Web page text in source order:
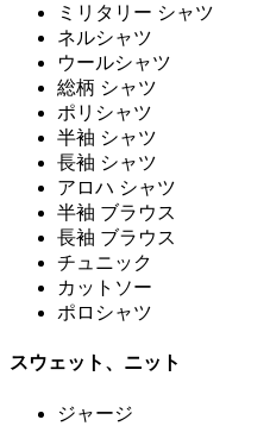
ミリタリー シャツ
ネルシャツ
ウールシャツ
総柄 シャツ
ポリシャツ
半袖 シャツ
長袖 シャツ
アロハ シャツ
半袖 ブラウス
長袖 ブラウス
チュニック
カットソー
ポロシャツ
スウェット、ニット
ジャージ